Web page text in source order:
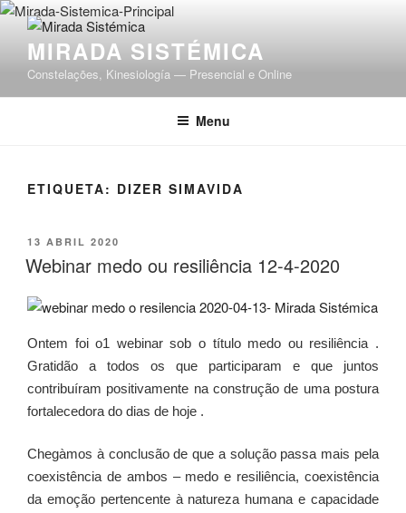
Saltar
conteúdo
MIRADA SISTÉMICA
Constelações, Kinesiología — Presencial e Online
Menu
ETIQUETA: DIZER SIMAVIDA
PUBLICADO
EM
13 ABRIL 2020
Webinar medo ou resiliência 12-4-2020
Ontem foi o1 webinar sob o título medo ou resiliência .
Gratidão a todos os que participaram e que juntos
contribuíram positivamente na construção de uma postura
fortalecedora do dias de hoje .
Chegàmos à conclusão de que a solução passa mais pela
coexistência de ambos – medo e resiliência, coexistência
da emoção pertencente à natureza humana e capacidade